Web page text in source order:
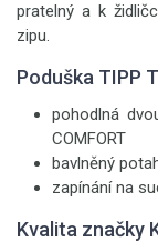
pratelný a k
zipu.
Poduška TIPP
pohodlná
COMFORT
bavlněný
zapínání na
Kvalita značky